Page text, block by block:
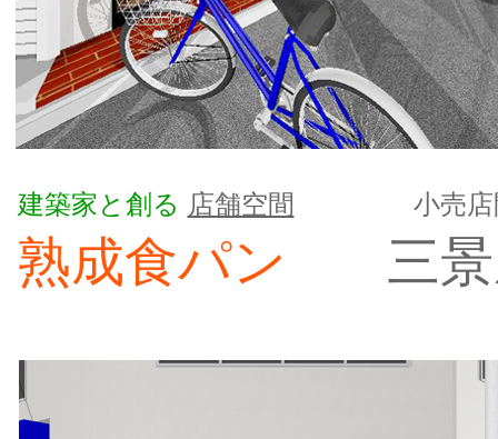
建築家と創る 店舗空間 小売
熟成食パン 三